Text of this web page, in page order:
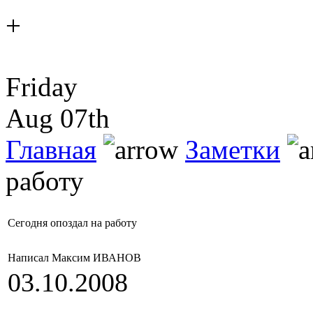
+
Friday
Aug 07th
Главная
Заметки
работу
Сегодня опоздал на работу
Написал Максим ИВАНОВ
03.10.2008